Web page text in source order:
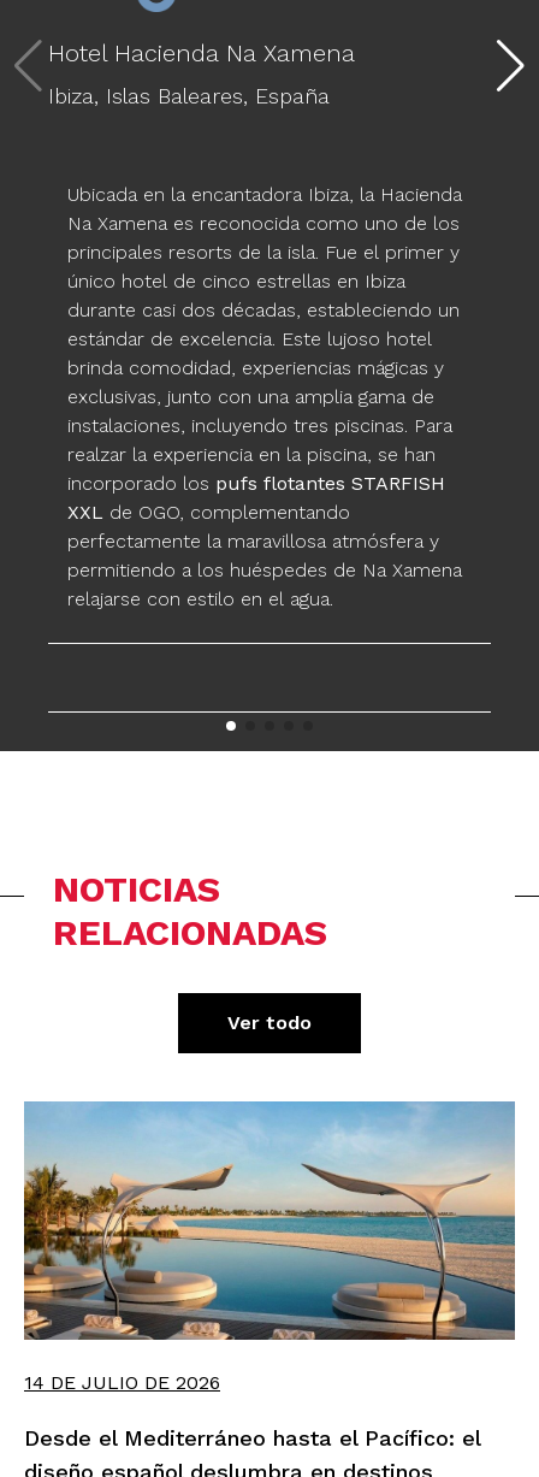
Hotel Hacienda Na Xamena
Ibiza, Islas Baleares, España
Ubicada en la encantadora Ibiza, la Hacienda
Na Xamena es reconocida como uno de los
principales resorts de la isla. Fue el primer y
único hotel de cinco estrellas en Ibiza
durante casi dos décadas, estableciendo un
estándar de excelencia. Este lujoso hotel
brinda comodidad, experiencias mágicas y
exclusivas, junto con una amplia gama de
instalaciones, incluyendo tres piscinas. Para
realzar la experiencia en la piscina, se han
incorporado los pufs flotantes STARFISH
XXL de OGO, complementando
perfectamente la maravillosa atmósfera y
permitiendo a los huéspedes de Na Xamena
relajarse con estilo en el agua.
NOTICIAS
RELACIONADAS
Ver todo
14 DE JULIO DE 2026
Desde el Mediterráneo hasta el Pacífico: el